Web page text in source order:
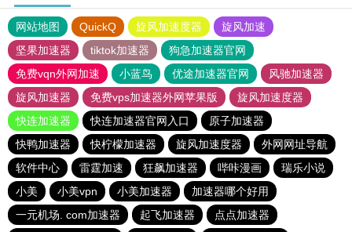
网站地图 QuickQ 旋风加速度器
旋风加速
坚果加速器
tiktok加速器
狗急加速器官网
免费vqn外网加速
小蓝鸟 优途加速器官网
风驰加速器
旋风加速器
免费vps加速器外网苹果版
旋风加速度器
快连加速器
快连加速器官网入口
原子加速器
快鸭加速器
快柠檬加速器 旋风加速度器
外网网址导航
软件中心
雷霆加速 狂飙加速器 哔咔漫画
瑞乐小说
小美
小美vpn 小美加速器
加速器哪个好用
一元机场. com加速器
起飞加速器 点点加速器